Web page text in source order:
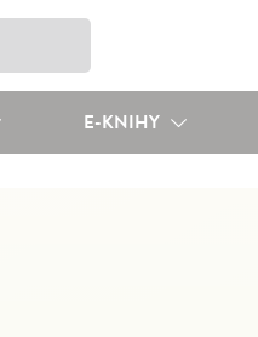
E-KNIHY